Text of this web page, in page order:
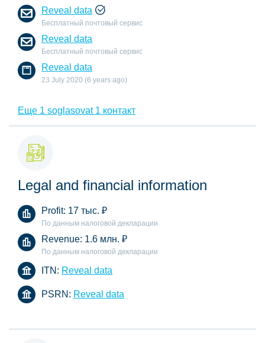
Reveal data
Бесплатный почтовый сервис
Reveal data
Бесплатный почтовый сервис
Reveal data
23 July 2020 (6 years ago)
Еще 1 soglasovat 1 контакт
Legal and financial information
Profit: 17 тыс. ₽
По данным налоговой декларации
Revenue: 1.6 млн. ₽
По данным налоговой декларации
ITN: Reveal data
PSRN: Reveal data